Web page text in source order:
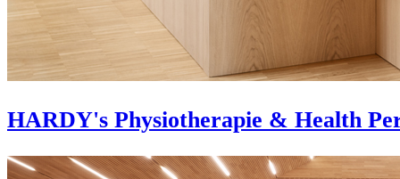
HARDY's Physiotherapie & Health